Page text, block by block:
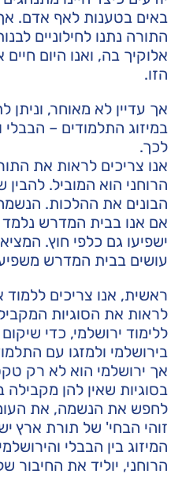
באים בטענות לאף אדם.
התורה נתנו לחילוניים
אלוקיך בה, ואנו היום
הזו.
אך עדיין לא מאוחר,
במיזוג התלמודים –
לכך.
אנו צריכים לראות את
הרוחני הוא המוביל.
הבונים את ההלכות.
אם אנו בבית המדרש
ישפיעו גם כלפי חוץ.
עושים בבית המדרש
ראשית, אנו צריכים
לראות את הסוגיות
ללימוד ירושלמי, כדי
בירושלמי ולמזגו עם
אך ירושלמי הוא לא רק
בסוגיות שאין להן מקבילה
לחפש את הנשמה, את
זוהי הבחי' של תורת ארץ
המיזוג בין הבבלי
הרוחני, יוליד את החיבור